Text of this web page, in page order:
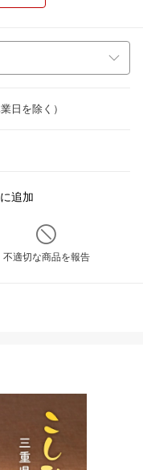
日を除く）
追加
不適切な商品を報告